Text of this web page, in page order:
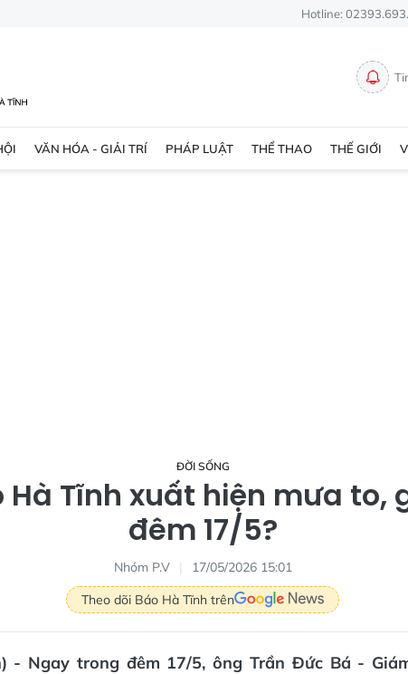
Hotline:
VĂN HÓA - GIẢI TRÍ PHÁP LUẬT THỂ THAO THẾ GIỚI
ĐỜI SỐNG
Hà Tĩnh xuất hiện mưa to,
đêm 17/5?
Nhóm P.V
17/05/2026 15:01
Theo dõi Báo Hà Tĩnh trên
- Ngay trong đêm 17/5, ông Trần Đức Bá -